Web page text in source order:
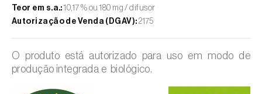
Teor em s.a.: 10,17 % ou 180 mg / difusor
Autorização de Venda (DGAV): 2175
O produto está autorizado para uso em modo de
produção integrada e biológico.